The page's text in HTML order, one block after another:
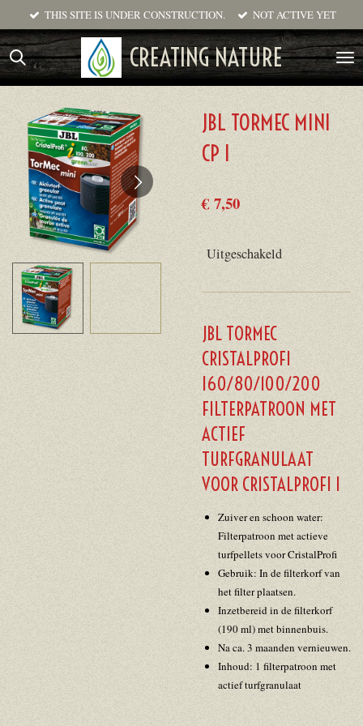
direct
naar
de
CREATING NATURE
THIS SITE IS UNDER CONSTRUCTION. NOT ACTIVE YET
JBL TORMEC MINI
CP I
€ 7,50
Uitgeschakeld
JBL TORMEC
CRISTALPROFI
I60/80/100/200
FILTERPATROON MET
ACTIEF
TURFGRANULAAT
VOOR CRISTALPROFI I
Zuiver en schoon water:
Filterpatroon met actieve
turfpellets voor CristalProfi
Gebruik: In de filterkorf van
het filter plaatsen.
Inzetbereid in de filterkorf
(190 ml) met binnenbuis.
Na ca. 3 maanden vernieuwen.
Inhoud: 1 filterpatroon met
actief turfgranulaat